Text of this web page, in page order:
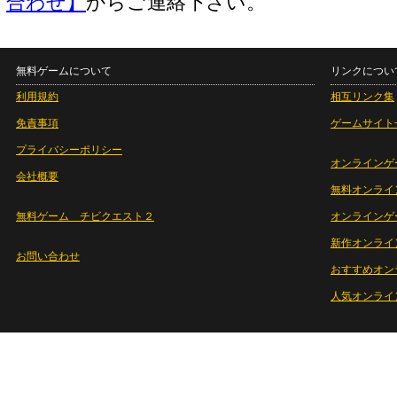
無料ゲームについて
利用規約
免責事項
プライバシーポリシー
会社概要
無料ゲーム チビクエスト２
お問い合わせ
リンクについ
相互リンク集
ゲームサイト
オンラインゲ
無料オンライ
オンライン
新作オンライ
おすすめオ
人気オンラ